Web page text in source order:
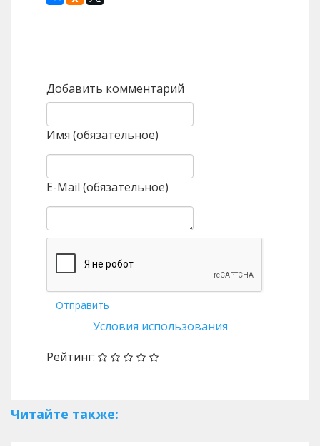
Добавить комментарий
Имя (обязательное)
E-Mail (обязательное)
Отправить
Условия использования
Рейтинг:
Читайте также: